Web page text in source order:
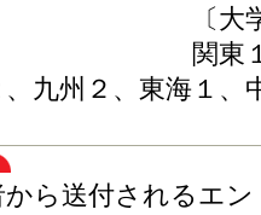
学単独
１０及びシ
、九州２、東海１、
から送付されるエ